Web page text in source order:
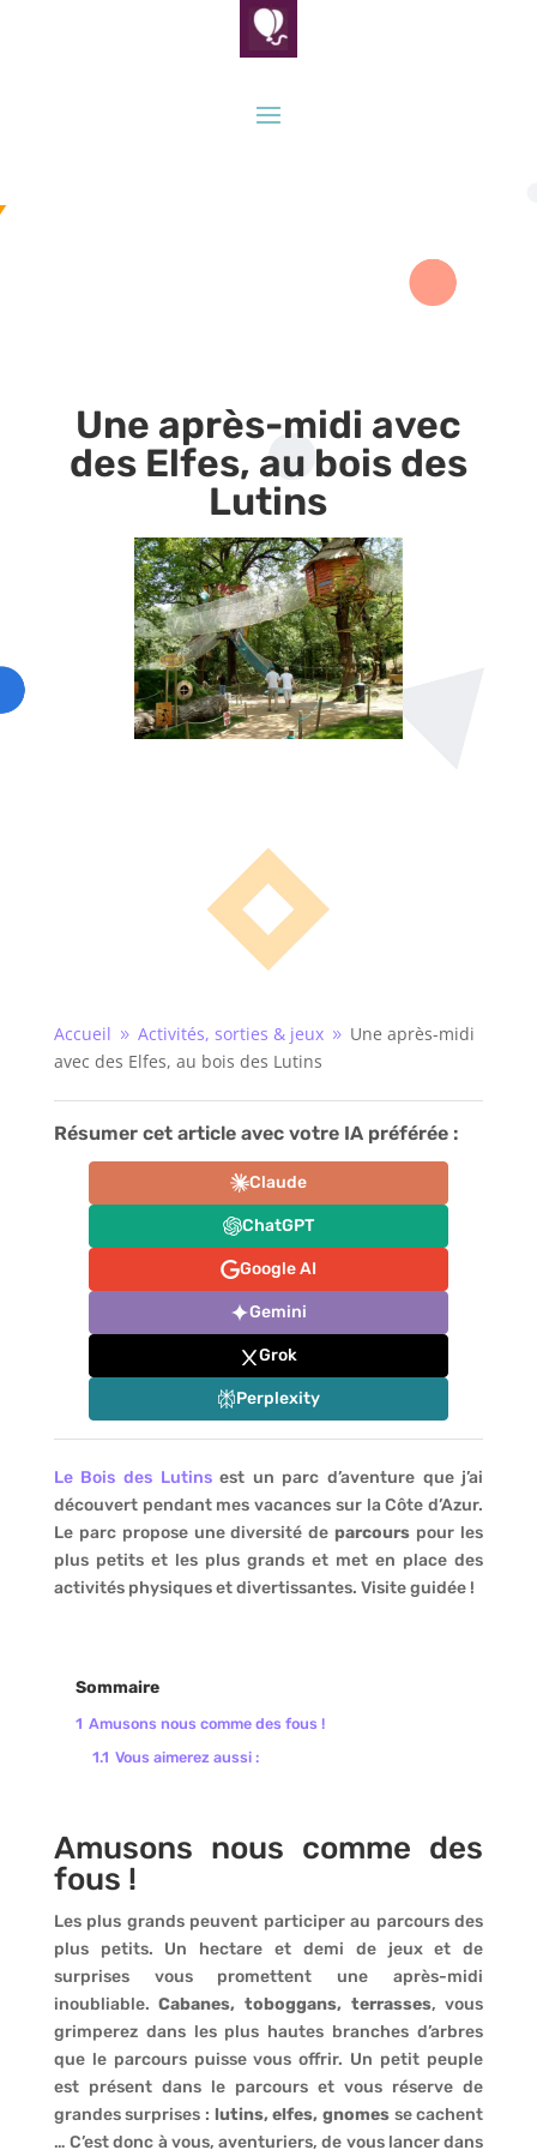
Une après-midi avec
des Elfes, au bois des
Lutins
Accueil 9 Activités, sorties & jeux 9 Une après-midi
avec des Elfes, au bois des Lutins
Résumer cet article avec votre IA préférée :
Claude
ChatGPT
Google AI
Gemini
Grok
Perplexity
Le Bois des Lutinsest un parc d’aventure que j’ai
découvert pendant mes vacances sur la Côte d’Azur.
Le parc propose une diversité deparcours pour les
plus petits et les plus grands et met en place des
activités physiques et divertissantes. Visite guidée !
Sommaire
1 Amusons nous comme des fous !
1.1 Vous aimerez aussi :
Amusons nous comme des
fous !
Les plus grands peuvent participer au parcours des
plus petits. Un hectare et demi de jeux et de
surprises vous promettent une après-midi
inoubliable.Cabanes, toboggans, terrasses, vous
grimperez dans les plus hautes branches d’arbres
que le parcours puisse vous offrir. Un petit peuple
est présent dans le parcours et vous réserve de
grandes surprises : lutins, elfes, gnomesse cachent
… C’est donc à vous, aventuriers, de vous lancer dans